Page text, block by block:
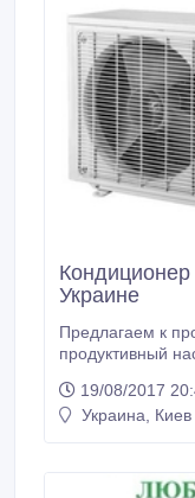
Украине
Предлагаем к
продуктивный
Украине. Самая
Кондиционер
19/08/2017
Украина, Киев